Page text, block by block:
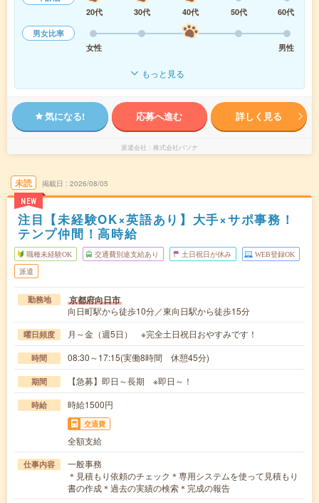
20代
30代 40代 50代
60代
男女比率
女性
男性
もっと見る
気になる! 応募へ進む 詳しく見る
派遣会社 株式会社パソナ
未読
NEW
掲載日 2026/08/05
注目【未経験OK×英語あり】大手×サポ事務！
テンプ仲間！高時給
職種未経験OK 交通費別途支給あり 土日祝日が休み WEB登録OK
派遣
勤務地 京都府向日市
向日町駅から徒歩10分／東向日駅から徒歩15分
曜日頻度 月～金（週5日） ※完全土日祝日おやすみです！
時間 08:30～17:15(実働8時間 休憩45分)
期間 【急募】即日～長期 ※即日～！
時給 時給1500円
交通費
全額支給
仕事内容
一般事務
＊見積もり依頼のチェック＊専用システムを使って見積もり
書の作成＊過去の実績の検索＊完成の報告